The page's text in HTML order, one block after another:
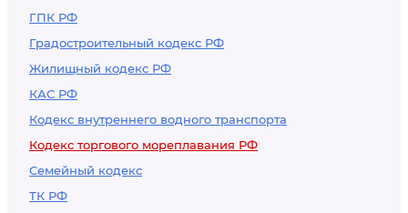
ГПК РФ
Градостроительный кодекс РФ
Жилищный кодекс РФ
КАС РФ
Кодекс внутреннего водного транспорта
Кодекс торгового мореплавания РФ
Семейный кодекс
ТК РФ